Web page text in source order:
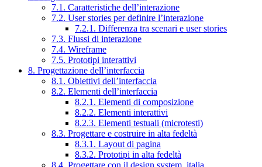
7.1. Caratteristiche dell’interazione
7.2. User stories per definire l’interazione
7.2.1. Differenza tra scenari e user stories
7.3. Flussi di interazione
7.4. Wireframe
7.5. Prototipi interattivi
8. Progettazione dell’interfaccia
8.1. Obiettivi dell’interfaccia
8.2. Elementi dell’interfaccia
8.2.1. Elementi di composizione
8.2.2. Elementi interattivi
8.2.3. Elementi testuali (microtesti)
8.3. Progettare e costruire in alta fedeltà
8.3.1. Layout di pagina
8.3.2. Prototipi in alta fedeltà
8.4. Progettare con il design system .italia